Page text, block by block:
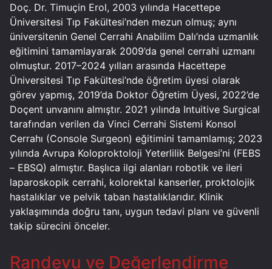
Doç. Dr. Timuçin Erol, 2003 yılında Hacettepe
Üniversitesi Tıp Fakültesi’nden mezun olmuş; aynı
üniversitenin Genel Cerrahi Anabilim Dalı’nda uzmanlık
eğitimini tamamlayarak 2009’da genel cerrahi uzmanı
olmuştur. 2017–2024 yılları arasında Hacettepe
Üniversitesi Tıp Fakültesi’nde öğretim üyesi olarak
görev yapmış, 2019’da Doktor Öğretim Üyesi, 2022’de
Doçent unvanını almıştır. 2021 yılında Intuitive Surgical
tarafından verilen da Vinci Cerrahi Sistemi Konsol
Cerrahı (Console Surgeon) eğitimini tamamlamış; 2023
yılında Avrupa Koloproktoloji Yeterlilik Belgesi’ni (FEBS
– EBSQ) almıştır. Başlıca ilgi alanları robotik ve ileri
laparoskopik cerrahi, kolorektal kanserler, proktolojik
hastalıklar ve pelvik taban hastalıklarıdır. Klinik
yaklaşımında doğru tanı, uygun tedavi planı ve güvenli
takip sürecini önceler.
Randevu ve Değerlendirme